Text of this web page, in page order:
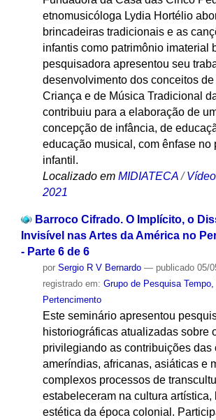
etnomusicóloga Lydia Hortélio
brincadeiras tradicionais e as
infantis como patrimônio imaterial
pesquisadora apresentou seu
desenvolvimento dos conceitos
Criança e de Música Tradicional
contribuiu para a elaboração de
concepção de infância, de
educação musical, com ênfase no
infantil.
Localizado em MIDIATECA /
2021
Barroco Cifrado. O Implícito, o
Invisível nas Artes da América no
- Parte 6 de 6
por Sergio R V Bernardo — publicado05/
registrado em: Grupo de Pesquisa
Pertencimento
Este seminário apresentou
historiográficas atualizadas sobre
privilegiando as contribuições das
ameríndias, africanas, asiáticas e
complexos processos de
estabeleceram na cultura artística,
estética da época colonial.